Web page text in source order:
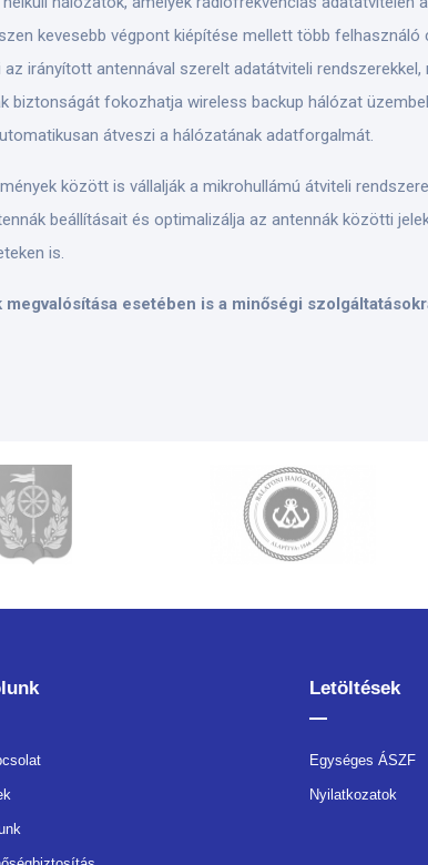
kevesebb végpont kiépítése mellett több
irányított antennával szerelt adatátviteli
biztonságát fokozhatja wireless backup hálózat
átveszi a hálózatának adatforgalmát.
között is vállalják a mikrohullámú átviteli
beállításait és optimalizálja az antennák közötti
is.
esetében is a minőségi
Letöltések
Egységes ÁSZF
Nyilatkozatok